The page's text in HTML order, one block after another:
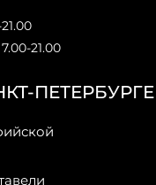
ПЕТЕРБУРГЕ
21.00